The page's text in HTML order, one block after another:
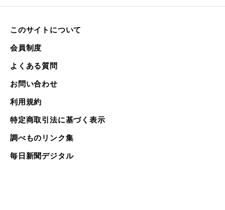
このサイトについて
会員制度
よくある質問
お問い合わせ
利用規約
特定商取引法に基づく表示
調べものリンク集
毎日新聞デジタル